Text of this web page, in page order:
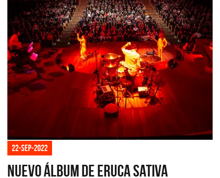
22-sep-2022
Nuevo álbum de Eruca Sativa